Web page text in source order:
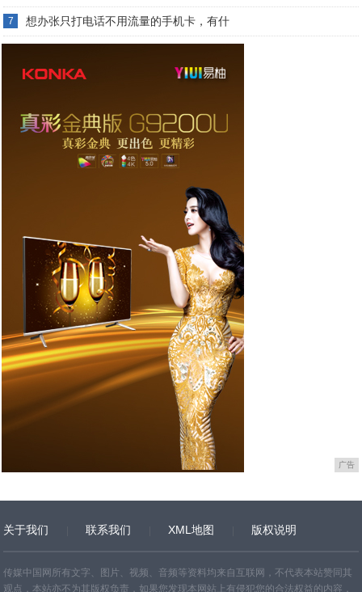
7 想办张只打电话不用流量的手机卡，有什
广告
关于我们 联系我们 XML地图 版权说明
网站地图 TXT
传媒中国网所有文字、图片、视频、音频等资料均来自互联网，不代表本站赞同其
观点，本站亦不为其版权负责，如果您发现本网站上有侵犯您的合法权益的内容，